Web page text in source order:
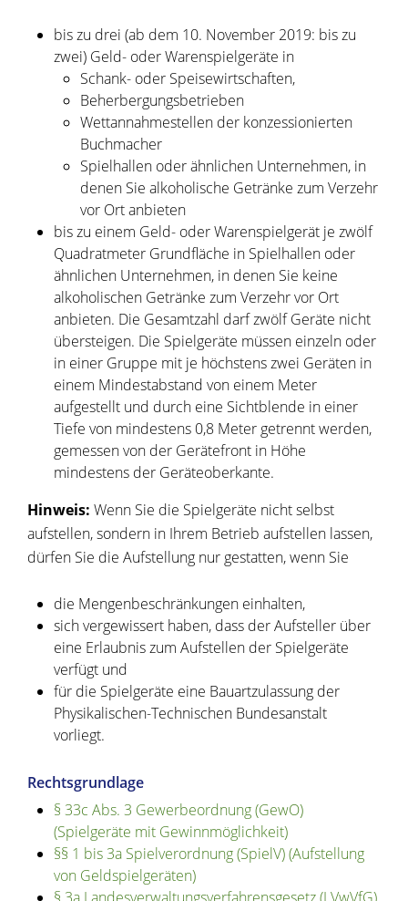
bis zu drei (ab dem 10. November 2019: bis zu
zwei) Geld- oder Warenspielgeräte in
Schank- oder Speisewirtschaften,
Beherbergungsbetrieben
Wettannahmestellen der konzessionierten
Buchmacher
Spielhallen oder ähnlichen Unternehmen, in
denen Sie alkoholische Getränke zum Verzehr
vor Ort anbieten
bis zu einem Geld- oder Warenspielgerät je zwölf
Quadratmeter Grundfläche in Spielhallen oder
ähnlichen Unternehmen, in denen Sie keine
alkoholischen Getränke zum Verzehr vor Ort
anbieten. Die Gesamtzahl darf zwölf Geräte nicht
übersteigen. Die Spielgeräte müssen einzeln oder
in einer Gruppe mit je höchstens zwei Geräten in
einem Mindestabstand von einem Meter
aufgestellt und durch eine Sichtblende in einer
Tiefe von mindestens 0,8 Meter getrennt werden,
gemessen von der Gerätefront in Höhe
mindestens der Geräteoberkante.
Hinweis: Wenn Sie die Spielgeräte nicht selbst
aufstellen, sondern in Ihrem Betrieb aufstellen lassen,
dürfen Sie die Aufstellung nur gestatten, wenn Sie
die Mengenbeschränkungen einhalten,
sich vergewissert haben, dass der Aufsteller über
eine Erlaubnis zum Aufstellen der Spielgeräte
verfügt und
für die Spielgeräte eine Bauartzulassung der
Physikalischen-Technischen Bundesanstalt
vorliegt.
Rechtsgrundlage
§ 33c Abs. 3 Gewerbeordnung (GewO)
(Spielgeräte mit Gewinnmöglichkeit)
§§ 1 bis 3a Spielverordnung (SpielV) (Aufstellung
von Geldspielgeräten)